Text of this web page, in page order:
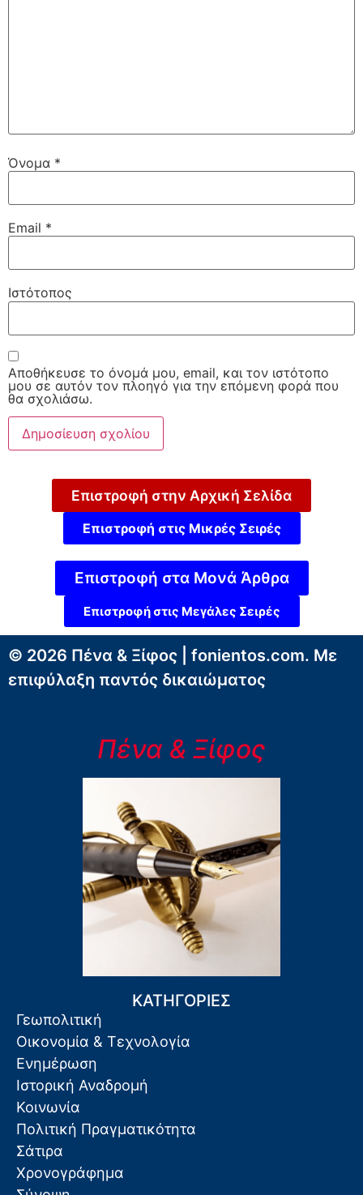
Όνομα *
Email *
Ιστότοπος
Αποθήκευσε το όνομά μου, email, και τον ιστότοπο
μου σε αυτόν τον πλοηγό για την επόμενη φορά που
θα σχολιάσω.
Επιστροφή στην Αρχική Σελίδα
Επιστροφή στις Μικρές Σειρές
Επιστροφή στα Μονά Άρθρα
Επιστροφή στις Μεγάλες Σειρές
© 2026 Πένα & Ξίφος | fonientos.com. Με
επιφύλαξη παντός δικαιώματος
Πένα & Ξίφος
ΚΑΤΗΓΟΡΙΕΣ
Γεωπολιτική
Οικονομία & Τεχνολογία
Ενημέρωση
Ιστορική Αναδρομή
Κοινωνία
Πολιτική Πραγματικότητα
Σάτιρα
Χρονογράφημα